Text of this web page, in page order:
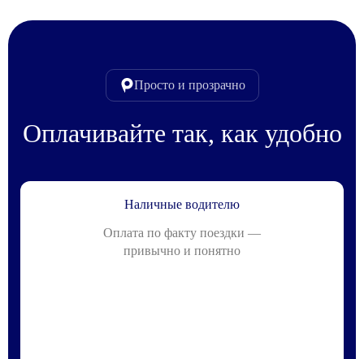
Просто и прозрачно
Оплачивайте так, как удобно
Наличные водителю
Оплата по факту поездки —
привычно и понятно